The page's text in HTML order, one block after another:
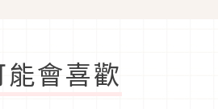
能會喜歡